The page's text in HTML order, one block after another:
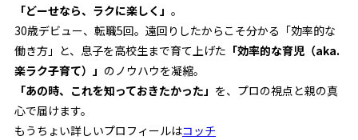
「どーせなら、ラクに楽しく」 。
30歳デビュー、転職5回。遠回りしたからこそ分かる「効率的な
働き方」と、息子を高校生まで育て上げた 「効率的な育児（aka.
楽ラク子育て）」 のノウハウを凝縮。
「あの時、これを知っておきたかった」 を、プロの視点と親の真
心で届けます。
もうちょい詳しいプロフィールはコッチ